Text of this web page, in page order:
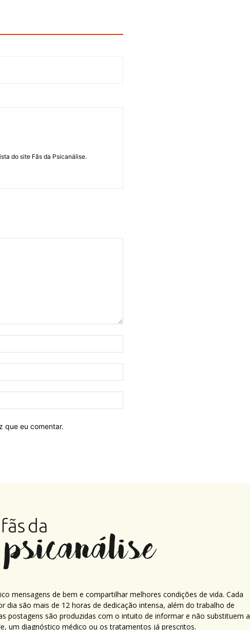
do site Fãs da Psicanálise.
que eu comentar.
mensagens de bem e compartilhar melhores condições de vida. Cada
dia são mais de 12 horas de dedicação intensa, além do trabalho de
postagens são produzidas com o intuito de informar e não substituem a
um diagnóstico médico ou os tratamentos já prescritos.